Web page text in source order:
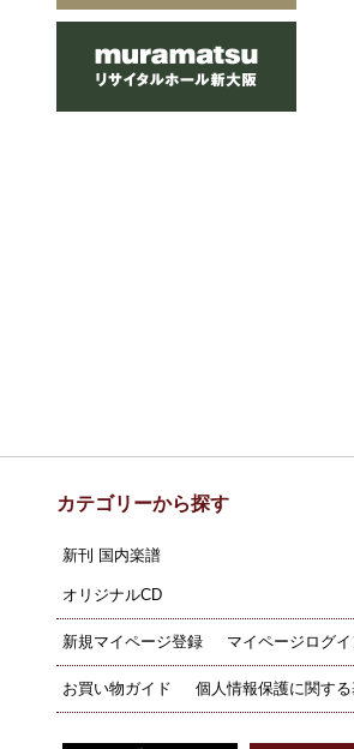
カテゴリーから探す
新刊 国内楽譜
オリジナルCD
新規マイページ登録 マイページログイ
お買い物ガイド 個人情報保護に関す